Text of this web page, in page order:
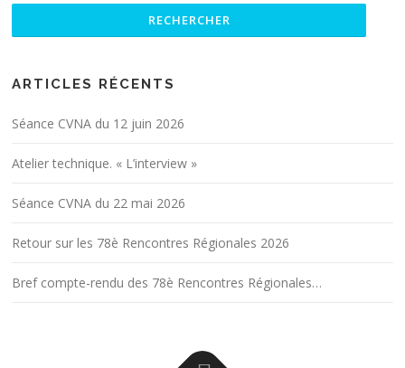
ARTICLES RÉCENTS
Séance CVNA du 12 juin 2026
Atelier technique. « L’interview »
Séance CVNA du 22 mai 2026
Retour sur les 78è Rencontres Régionales 2026
Bref compte-rendu des 78è Rencontres Régionales…